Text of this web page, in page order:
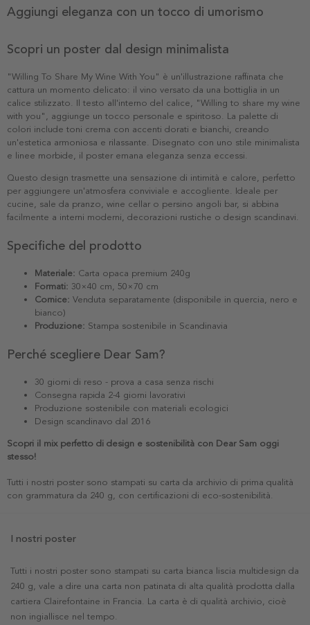
Aggiungi eleganza con un tocco di umorismo
Scopri un poster dal design minimalista
"Willing To Share My Wine With You" è un'illustrazione raffinata che
cattura un momento delicato: il vino versato da una bottiglia in un
calice stilizzato. Il testo all'interno del calice, "Willing to share my wine
with you", aggiunge un tocco personale e spiritoso. La palette di
colori include toni crema con accenti dorati e bianchi, creando
un'estetica armoniosa e rilassante. Disegnato con uno stile minimalista
e linee morbide, il poster emana eleganza senza eccessi.
Questo design trasmette una sensazione di intimità e calore, perfetto
per aggiungere un'atmosfera conviviale e accogliente. Ideale per
cucine, sale da pranzo, wine cellar o persino angoli bar, si abbina
facilmente a interni moderni, decorazioni rustiche o design scandinavi.
Specifiche del prodotto
Materiale: Carta opaca premium 240g
Formati: 30×40 cm, 50×70 cm
Cornice: Venduta separatamente (disponibile in quercia, nero e
bianco)
Produzione: Stampa sostenibile in Scandinavia
Perché scegliere Dear Sam?
30 giorni di reso - prova a casa senza rischi
Consegna rapida 2-4 giorni lavorativi
Produzione sostenibile con materiali ecologici
Design scandinavo dal 2016
Scopri il mix perfetto di design e sostenibilità con Dear Sam oggi
stesso!
Tutti i nostri poster sono stampati su carta da archivio di prima qualità
con grammatura da 240 g, con certificazioni di eco-sostenibilità.
I nostri poster
Tutti i nostri poster sono stampati su carta bianca liscia multidesign da
240 g, vale a dire una carta non patinata di alta qualità prodotta dalla
cartiera Clairefontaine in Francia. La carta è di qualità archivio, cioè
non ingiallisce nel tempo.